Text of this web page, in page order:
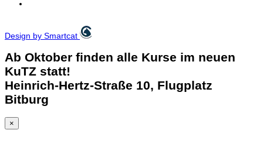
Design by Smartcat
Ab Oktober finden alle Kurse im neuen
KuTZ statt!
Heinrich-Hertz-Straße 10, Flugplatz
Bitburg
×